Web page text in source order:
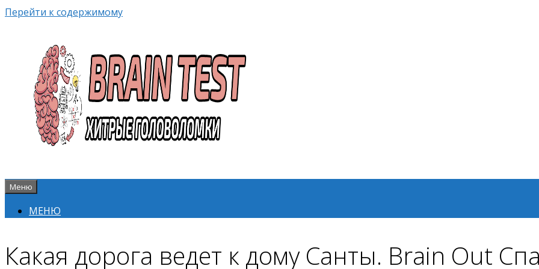
Перейти к содержимому
Меню
МЕНЮ
Какая дорога ведет к дому Санты. Brain Out